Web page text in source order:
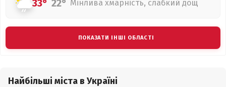
33° 22° Мінлива хмарність, слабкий дощ
ПОКАЗАТИ ІНШІ ОБЛАСТІ
Найбільші міста в Україні